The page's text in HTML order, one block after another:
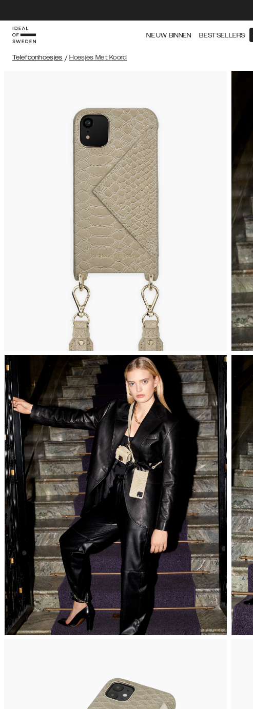
NIEUW BINNEN BESTSELLERS
Telefoonhoesjes / Hoesjes Met Koord